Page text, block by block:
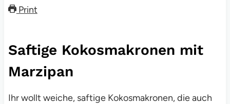
Print
Saftige Kokosmakronen mit
Marzipan
Ihr wollt weiche, saftige Kokosmakronen, die auch